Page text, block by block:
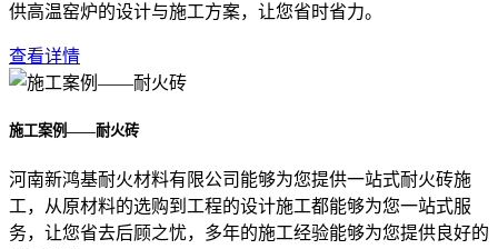
供高温窑炉的设计与施工方案，让您省时省力。
查看详情
施工案例——耐火砖
河南新鸿基耐火材料有限公司能够为您提供一站式耐火砖施
工，从原材料的选购到工程的设计施工都能够为您一站式服
务，让您省去后顾之忧，多年的施工经验能够为您提供良好的